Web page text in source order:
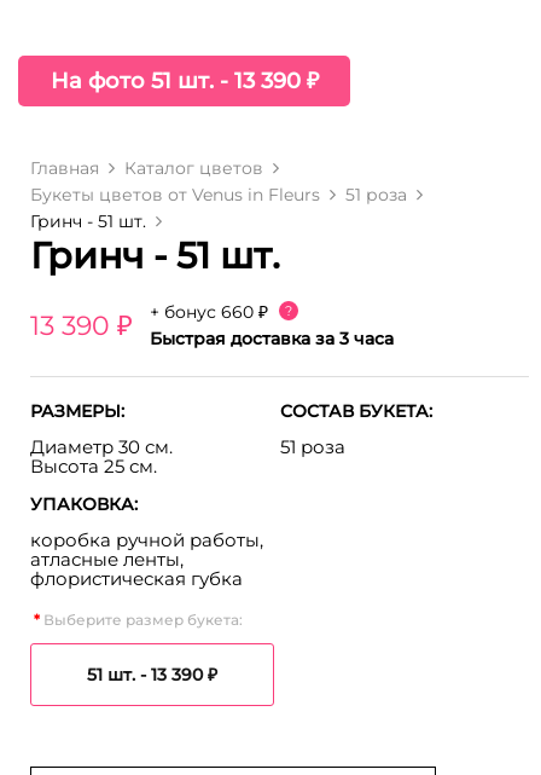
На фото 51 шт. - 13 390 ₽
Главная
Каталог цветов
Букеты цветов от Venus in Fleurs
51 роза
Гринч - 51 шт.
Гринч - 51 шт.
13 390 ₽ + бонус 660 ₽ ?
Быстрая доставка за 3 часа
РАЗМЕРЫ:
Диаметр 30 см.
Высота 25 см.
СОСТАВ БУКЕТА:
51 роза
УПАКОВКА:
коробка ручной работы,
атласные ленты,
флористическая губка
Выберите размер букета:
51 шт. -13 390 ₽